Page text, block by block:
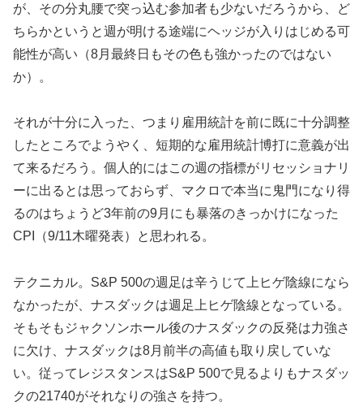
が、その分丸腰で突っ込む参加者も少ないだろうから、ど
ちらかというと週が明ける途端にヘッジが入りはじめる可
能性が高い（8月最終日もその色も強かったのではない
か）。
それが十分に入った、つまり雇用統計を前に既に十分調整
したところでようやく、短期的な雇用統計博打に意義が出
て来るだろう。個人的にはこの週の指標がリセッショナリ
ーに出るとは思っておらず、マクロで本当に鬼門になり得
るのはちょうど3年前の9月にも暴落のきっかけになった
CPI（9/11木曜発表）と思われる。
テクニカル。S&P 500の週足は辛うじて上ヒゲ陰線になら
なかったが、ナスダックは週足上ヒゲ陰線となっている。
そもそもジャクソンホール後のナスダックの反発は力強さ
に欠け、ナスダックは8月前半の高値も取り戻していな
い。従ってレジスタンスはS&P 500で見るよりもナスダッ
クの21740がそれなりの強さを持つ。